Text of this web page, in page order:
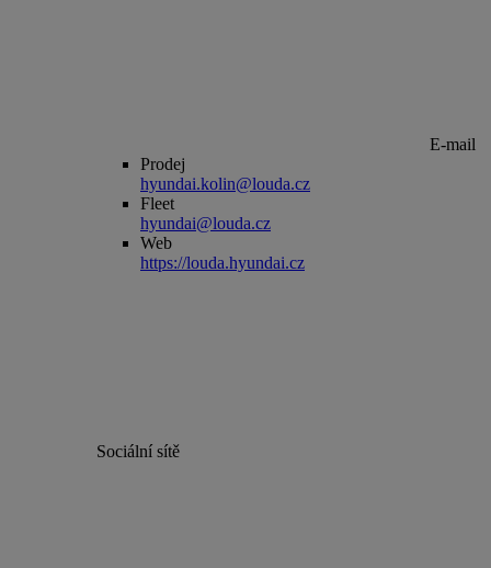
E-mail
Prodej
hyundai.kolin@louda.cz
Fleet
hyundai@louda.cz
Web
https://louda.hyundai.cz
Sociální sítě